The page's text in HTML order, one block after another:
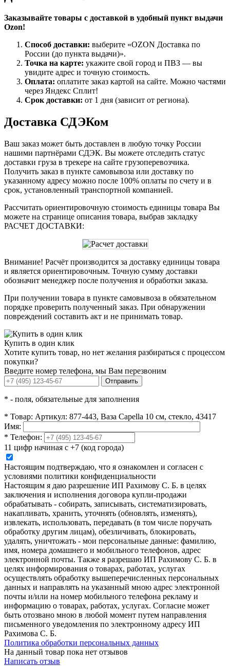
Заказывайте товары с доставкой в удобный пункт выдачи
Ozon!
Способ доставки: выберите «OZON Доставка по
России (до пункта выдачи)».
Точка на карте: укажите свой город и ПВЗ — вы
увидите адрес и точную стоимость.
Оплата: оплатите заказ картой на сайте. Можно частями
через Яндекс Сплит!
Срок доставки: от 1 дня (зависит от региона).
Доставка СДЭКом
Ваш заказ может быть доставлен в любую точку России
нашими партнёрами СДЭК. Вы можете отследить статус
доставки груза в трекере на сайте грузоперевозчика.
Получить заказ в пункте самовывоза или доставку по
указанному адресу можно после 100% оплаты по счету и в
срок, установленный транспортной компанией.
Рассчитать ориентировочную стоимость единицы товара Вы
можете на странице описания товара, выбрав закладку
РАСЧЕТ ДОСТАВКИ:
Внимание! Расчёт производится за доставку единицы товара
и является ориентировочным. Точную сумму доставки
обозначит менеджер после получения и обработки заказа.
При получении товара в пункте самовывоза в обязательном
порядке проверить полученный заказ. При обнаружении
повреждений составить акт и не принимать товар.
Купить в один клик
Хотите купить товар, но нет желания разбираться с процессом
покупки?
Введите номер телефона, мы Вам перезвоним
Отправить
* - поля, обязательные для заполнения
* Товар: Артикул: 877-443, Ваза Capella 10 см, стекло, 43417
Имя:
* Телефон:
11 цифр начиная с +7 (код города)
Настоящим подтверждаю, что я ознакомлен и согласен с
условиями политики конфиденциальности
Настоящим я даю разрешение ИП Рахимову С. Б. в целях
заключения и исполнения договора купли-продажи
обрабатывать - собирать, записывать, систематизировать,
накапливать, хранить, уточнять (обновлять, изменять),
извлекать, использовать, передавать (в том числе поручать
обработку другим лицам), обезличивать, блокировать,
удалять, уничтожать - мои персональные данные: фамилию,
имя, номера домашнего и мобильного телефонов, адрес
электронной почты. Также я разрешаю ИП Рахимову С. Б. в
целях информирования о товарах, работах, услугах
осуществлять обработку вышеперечисленных персональных
данных и направлять на указанный мною адрес электронной
почты и/или на номер мобильного телефона рекламу и
информацию о товарах, работах, услугах. Согласие может
быть отозвано мною в любой момент путем направления
письменного уведомления по электронному адресу ИП
Рахимова С. Б.
Политика обработки персональных данных
На данный товар пока нет отзывов
Написать отзыв